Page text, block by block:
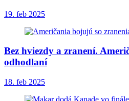
19. feb 2025
Bez hviezdy a zranení.
odhodlaní
18. feb 2025